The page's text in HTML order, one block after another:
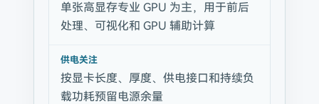
单张高显存专业 GPU 为主，用于前后
处理、可视化和 GPU 辅助计算
供电关注
按显卡长度、厚度、供电接口和持续负
载功耗预留电源余量